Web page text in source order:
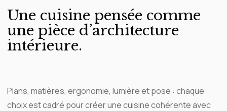
Une cuisine pensée comme
une pièce d’architecture
intérieure.
Plans, matières, ergonomie, lumière et pose : chaque
choix est cadré pour créer une cuisine cohérente avec